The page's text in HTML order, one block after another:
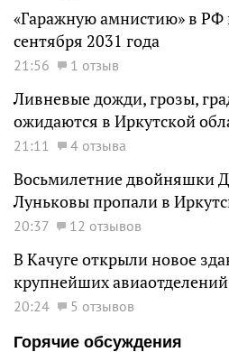
«Гаражную амнистию» в РФ
сентября 2031 года
21:56 1 отзыв
Ливневые дожди, грозы,
ожидаются в Иркутской
21:11 4 отзыва
Восьмилетние двойняшки
Луньковы пропали в
20:37 12 отзывов
В Качуге открыли новое
крупнейших
20:24
5 отзывов
Горячие обсуждения